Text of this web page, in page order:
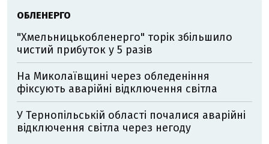
ОБЛЕНЕРГО
"Хмельницькобленерго" торік збільшило
чистий прибуток у 5 разів
На Миколаївщині через обледеніння
фіксують аварійні відключення світла
У Тернопільській області почалися аварійні
відключення світла через негоду